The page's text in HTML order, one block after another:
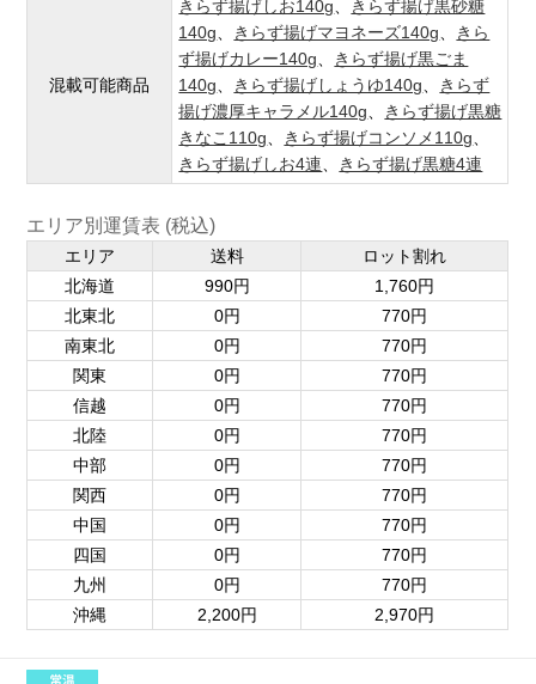
混載可能商品
きらず揚げしお140g、
きらず揚げ黒砂糖
140g、 きらず揚げマヨネーズ140g、
きら
ず揚げカレー140g、
きらず揚げ黒ごま
140g、 きらず揚げしょうゆ140g、
きらず
揚げ濃厚キャラメル140g、
きらず揚げ黒糖
きなこ110g、 きらず揚げコンソメ110g、
きらず揚げしお4連、 きらず揚げ黒糖4連
エリア別運賃表 (税込)
エリア 送料
ロット割れ
北海道
990円
1,760円
北東北
0円
770円
南東北
0円
770円
関東
0円
770円
信越
0円
770円
北陸
0円
770円
中部
0円
770円
関西
0円
770円
中国
0円
770円
四国
0円
770円
九州
0円
770円
沖縄
2,200円 2,970円